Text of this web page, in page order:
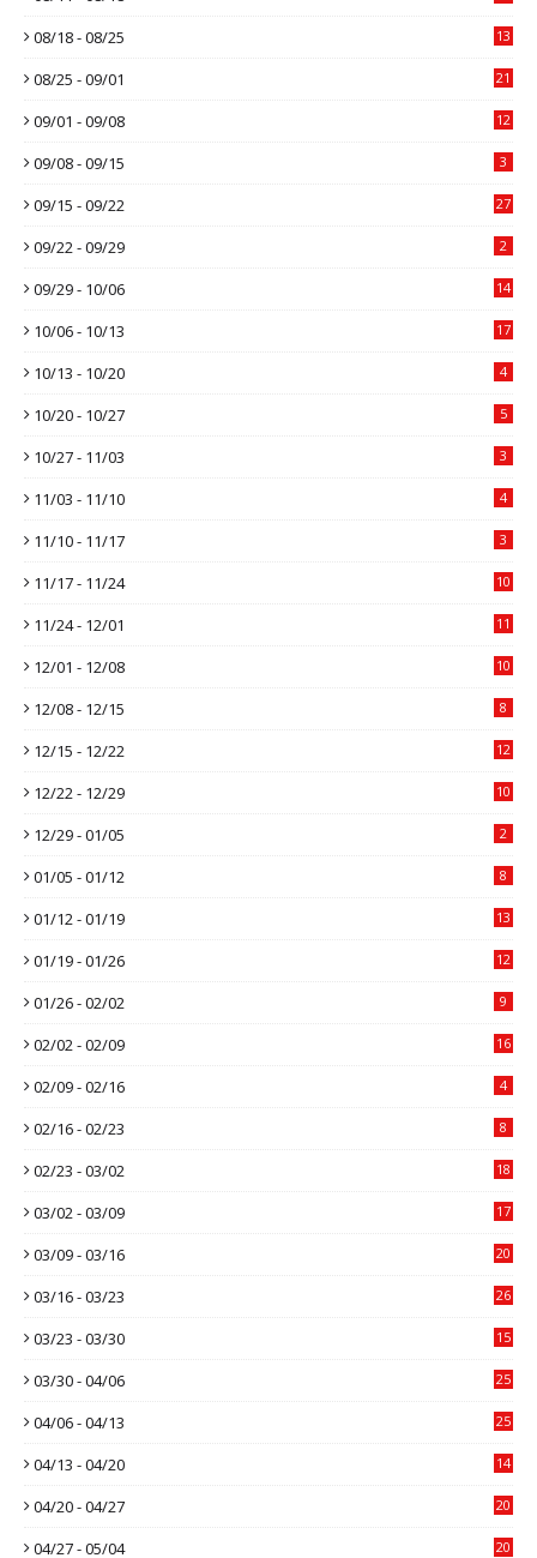
08/18 - 08/25 13
08/25 - 09/01 21
09/01 - 09/08 12
09/08 - 09/15 3
09/15 - 09/22 27
09/22 - 09/29 2
09/29 - 10/06 14
10/06 - 10/13 17
10/13 - 10/20 4
10/20 - 10/27 5
10/27 - 11/03 3
11/03 - 11/10 4
11/10 - 11/17 3
11/17 - 11/24 10
11/24 - 12/01 11
12/01 - 12/08 10
12/08 - 12/15 8
12/15 - 12/22 12
12/22 - 12/29 10
12/29 - 01/05 2
01/05 - 01/12 8
01/12 - 01/19 13
01/19 - 01/26 12
01/26 - 02/02 9
02/02 - 02/09 16
02/09 - 02/16 4
02/16 - 02/23 8
02/23 - 03/02 18
03/02 - 03/09 17
03/09 - 03/16 20
03/16 - 03/23 26
03/23 - 03/30 15
03/30 - 04/06 25
04/06 - 04/13 25
04/13 - 04/20 14
04/20 - 04/27 20
04/27 - 05/04 20